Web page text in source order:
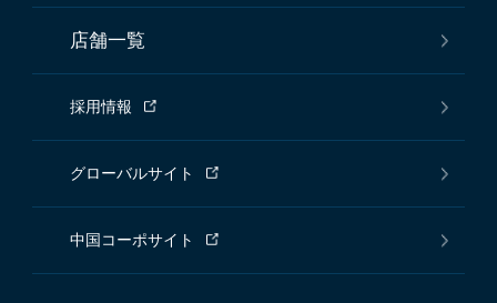
店舗一覧
採用情報
グローバルサイト
中国コーポサイト